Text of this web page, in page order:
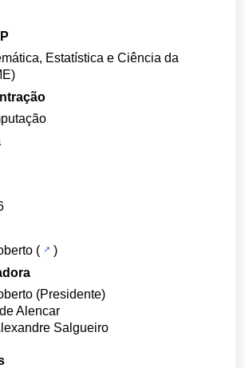
Estatística e Ciência da
(
)
(Presidente)
Alencar
Salgueiro